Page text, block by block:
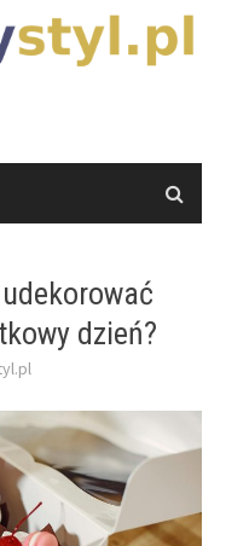
dzień?